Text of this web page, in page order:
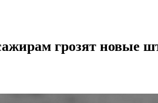
грозят новые